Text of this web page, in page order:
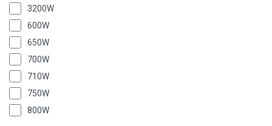
Vijčana roba
3200W
600W
650W
700W
710W
750W
800W